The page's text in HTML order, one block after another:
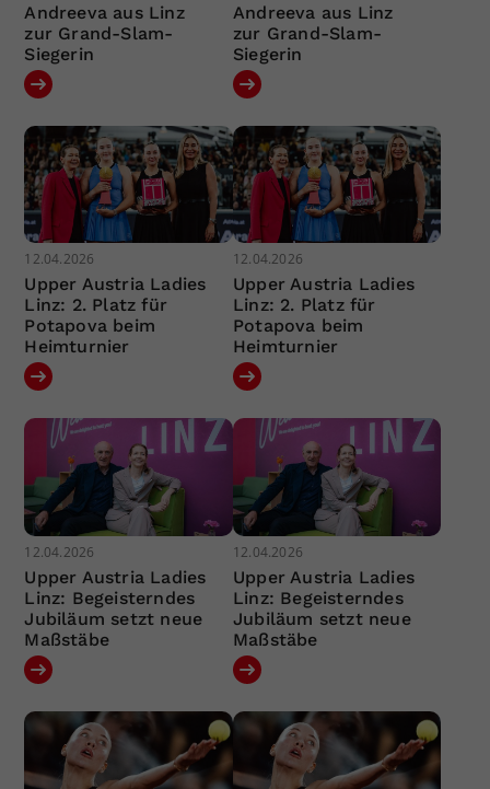
Andreeva aus Linz
zur Grand-Slam-
Siegerin
Andreeva aus Linz
zur Grand-Slam-
Siegerin
12.04.2026
Upper Austria Ladies
Linz: 2. Platz für
Potapova beim
Heimturnier
12.04.2026
Upper Austria Ladies
Linz: 2. Platz für
Potapova beim
Heimturnier
12.04.2026
Upper Austria Ladies
Linz: Begeisterndes
Jubiläum setzt neue
Maßstäbe
12.04.2026
Upper Austria Ladies
Linz: Begeisterndes
Jubiläum setzt neue
Maßstäbe